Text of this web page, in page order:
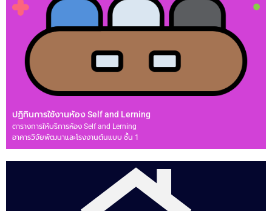
ปฏิทินการใช้งานห้อง Self and Lerning
ตารางการให้บริการห้อง Self and Lerning
อาคารวิจัยพัฒนาและโรงงานต้นแบบ ชั้น 1